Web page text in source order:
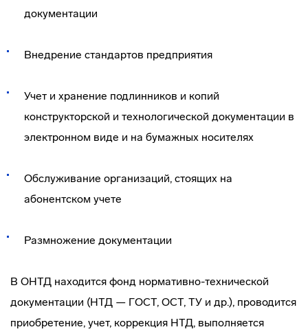
документации
Внедрение стандартов предприятия
Учет и хранение подлинников и копий
конструкторской и технологической документации в
электронном виде и на бумажных носителях
Обслуживание организаций, стоящих на
абонентском учете
Размножение документации
В ОНТД находится фонд нормативно-технической
документации (НТД — ГОСТ, ОСТ, ТУ и др.), проводится
приобретение, учет, коррекция НТД, выполняется